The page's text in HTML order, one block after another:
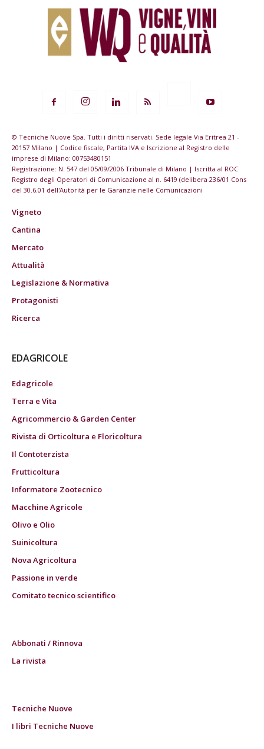
© Tecniche Nuove Spa. Tutti i diritti riservati. Sede legale Via Eritrea 21 -
20157 Milano | Codice fiscale, Partita IVA e Iscrizione al Registro delle
imprese di Milano: 00753480151
Registrazione: N. 547 del 05/09/2006 Tribunale di Milano | Iscritta al ROC
Registro degli Operatori di Comunicazione al n. 6419 (delibera 236/01 Cons
del 30.6.01 dell'Autorità per le Garanzie nelle Comunicazioni
Vigneto
Cantina
Mercato
Attualità
Legislazione & Normativa
Protagonisti
Ricerca
EDAGRICOLE
Edagricole
Terra e Vita
Agricommercio & Garden Center
Rivista di Orticoltura e Floricoltura
Il Contoterzista
Frutticoltura
Informatore Zootecnico
Macchine Agricole
Olivo e Olio
Suinicoltura
Nova Agricoltura
Passione in verde
Comitato tecnico scientifico
Abbonati / Rinnova
La rivista
Tecniche Nuove
I libri Tecniche Nuove